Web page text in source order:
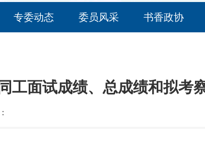
专委动态 委员风采 书香政协
工面试成绩、总成绩和拟考